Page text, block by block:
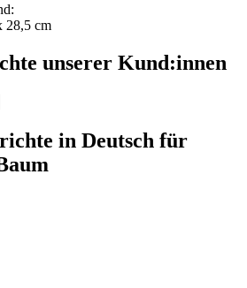
28,5 cm
unserer Kund:innen
in Deutsch für